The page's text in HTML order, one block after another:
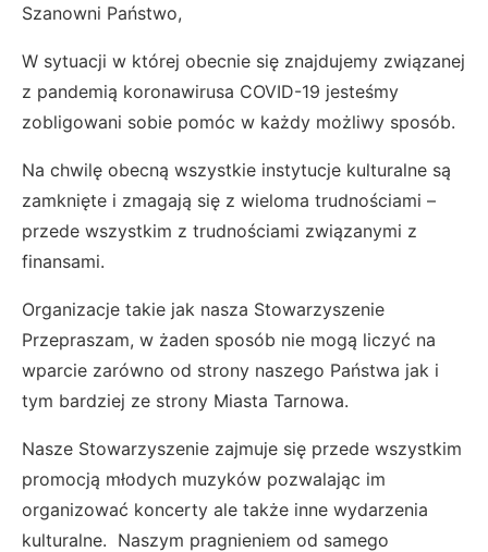
Szanowni Państwo,
W sytuacji w której obecnie się znajdujemy związanej
z pandemią koronawirusa COVID-19 jesteśmy
zobligowani sobie pomóc w każdy możliwy sposób.
Na chwilę obecną wszystkie instytucje kulturalne są
zamknięte i zmagają się z wieloma trudnościami –
przede wszystkim z trudnościami związanymi z
finansami.
Organizacje takie jak nasza Stowarzyszenie
Przepraszam, w żaden sposób nie mogą liczyć na
wparcie zarówno od strony naszego Państwa jak i
tym bardziej ze strony Miasta Tarnowa.
Nasze Stowarzyszenie zajmuje się przede wszystkim
promocją młodych muzyków pozwalając im
organizować koncerty ale także inne wydarzenia
kulturalne. Naszym pragnieniem od samego